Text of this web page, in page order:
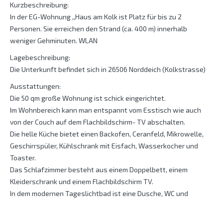
Kurzbeschreibung:
In der EG-Wohnung ,,Haus am Kolk ist Platz für bis zu 2
Personen. Sie erreichen den Strand (ca. 400 m) innerhalb
weniger Gehminuten. WLAN
Lagebeschreibung:
Die Unterkunft befindet sich in 26506 Norddeich (Kolkstrasse)
Ausstattungen:
Die 50 qm große Wohnung ist schick eingerichtet.
Im Wohnbereich kann man entspannt vom Esstisch wie auch
von der Couch auf dem Flachbildschirm- TV abschalten.
Die helle Küche bietet einen Backofen, Ceranfeld, Mikrowelle,
Geschirrspüler, Kühlschrank mit Eisfach, Wasserkocher und
Toaster.
Das Schlafzimmer besteht aus einem Doppelbett, einem
Kleiderschrank und einem Flachbildschirm TV.
In dem modernen Tageslichtbad ist eine Dusche, WC und